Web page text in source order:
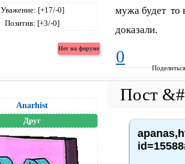
Уважение: [+17/-0]
Позитив: [+3/-0]
мужа будет то
доказали.
0
Anarhist
Друг